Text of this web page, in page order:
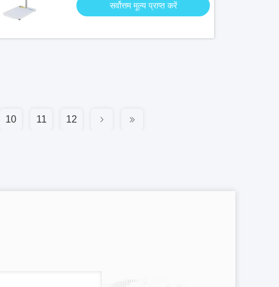
सर्वोत्तम मूल्य प्राप्त करें
10 11 12